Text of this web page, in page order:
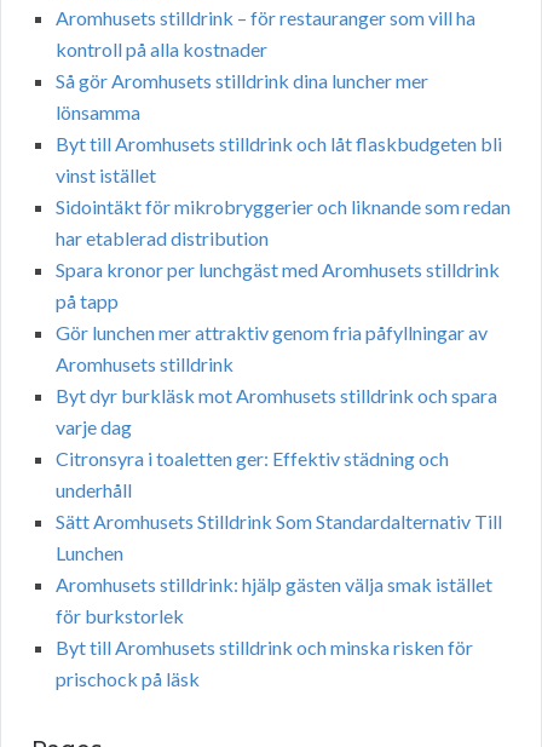
Aromhusets stilldrink – för restauranger som vill ha
kontroll på alla kostnader
Så gör Aromhusets stilldrink dina luncher mer
lönsamma
Byt till Aromhusets stilldrink och låt flaskbudgeten bli
vinst istället
Sidointäkt för mikrobryggerier och liknande som redan
har etablerad distribution
Spara kronor per lunchgäst med Aromhusets stilldrink
på tapp
Gör lunchen mer attraktiv genom fria påfyllningar av
Aromhusets stilldrink
Byt dyr burkläsk mot Aromhusets stilldrink och spara
varje dag
Citronsyra i toaletten ger: Effektiv städning och
underhåll
Sätt Aromhusets Stilldrink Som Standardalternativ Till
Lunchen
Aromhusets stilldrink: hjälp gästen välja smak istället
för burkstorlek
Byt till Aromhusets stilldrink och minska risken för
prischock på läsk